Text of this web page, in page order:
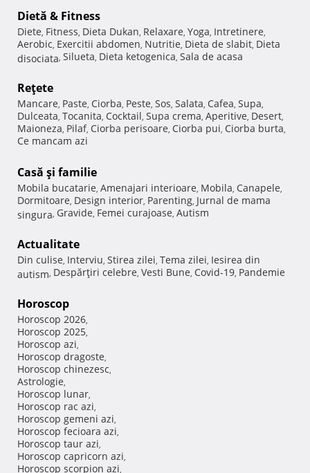
Dietă & Fitness
Diete, Fitness, Dieta Dukan, Relaxare, Yoga, Intretinere,
Aerobic, Exercitii abdomen, Nutritie, Dieta de slabit, Dieta
disociata, Silueta, Dieta ketogenica, Sala de acasa
Reţete
Mancare, Paste, Ciorba, Peste, Sos, Salata, Cafea, Supa,
Dulceata, Tocanita, Cocktail, Supa crema, Aperitive, Desert,
Maioneza, Pilaf, Ciorba perisoare, Ciorba pui, Ciorba burta,
Ce mancam azi
Casă şi familie
Mobila bucatarie, Amenajari interioare, Mobila, Canapele,
Dormitoare, Design interior, Parenting, Jurnal de mama
singura, Gravide, Femei curajoase, Autism
Actualitate
Din culise, Interviu, Stirea zilei, Tema zilei, Iesirea din
autism, Despărţiri celebre, Vesti Bune, Covid-19, Pandemie
Horoscop
Horoscop 2026,
Horoscop 2025,
Horoscop azi,
Horoscop dragoste,
Horoscop chinezesc,
Astrologie,
Horoscop lunar,
Horoscop rac azi,
Horoscop gemeni azi,
Horoscop fecioara azi,
Horoscop taur azi,
Horoscop capricorn azi,
Horoscop scorpion azi,